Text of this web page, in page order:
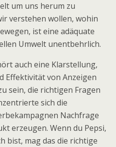
um uns herum zu
verstehen wollen, wohin
ist eine adäquate
Umwelt unentbehrlich.
auch eine Klarstellung,
Effektivität von Anzeigen
sein, die richtigen Fragen
sich die
Nachfrage
erzeugen. Wenn du Pepsi,
bist, mag das die richtige